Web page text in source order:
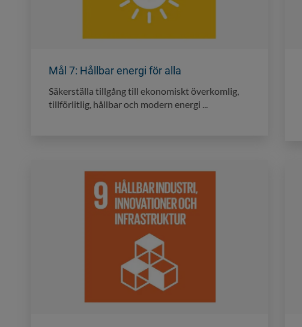
Mål 7: Hållbar energi för alla
Säkerställa tillgång till ekonomiskt överkomlig,
tillförlitlig, hållbar och modern energi ...